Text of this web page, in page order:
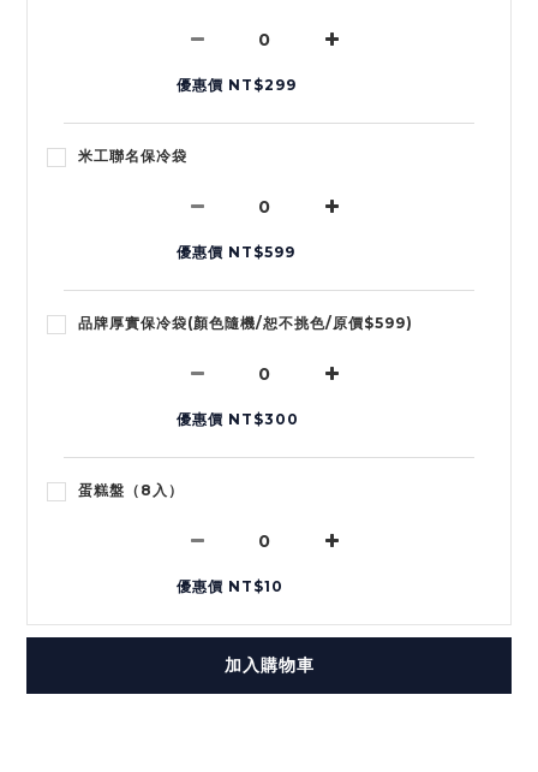
優惠價 NT$299
米工聯名保冷袋
優惠價 NT$599
品牌厚實保冷袋(顏色隨機/恕不挑色/原價$599)
優惠價 NT$300
蛋糕盤（8入）
優惠價 NT$10
加入購物車